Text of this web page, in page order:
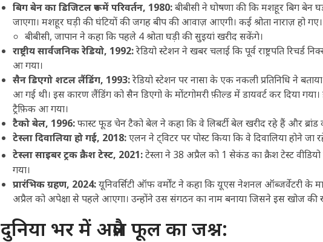
बिग बेन का डिजिटल रूप में परिवर्तन, 1980:बीबीसी ने घोषणा की कि मशहूर बिग बेन
जाएगा। मशहूर घड़ी की घंटियों की जगह बीप की आवाज़ आएगी। कई श्रोता नाराज़ हो गए।
बीबीसी, जापान ने कहा कि पहले 4 श्रोता घड़ी की सुइयां खरीद सकेंगे।
राष्ट्रीय सार्वजनिक रेडियो, 1992:रेडियो स्टेशन ने खबर चलाई कि पूर्व राष्ट्रपति
आ गया।
सैन डिएगो शटल लैंडिंग, 1993:रेडियो स्टेशन पर नासा के एक नकली प्रतिनिधि ने
आ गई थी। इस कारण लैंडिंग को सैन डिएगो के मोंटगोमरी फ़ील्ड में डायवर्ट कर दिया
ट्रैफ़िक आ गया।
टैको बेल, 1996:फास्ट फूड चेन टैको बेल ने कहा कि वे लिबर्टी बेल खरीद रहे हैं और
टेस्ला दिवालिया हो गई, 2018:एलन ने ट्विटर पर पोस्ट किया कि वे दिवालिया होने
टेस्ला साइबर ट्रक क्रैश टेस्ट, 2021:टेस्ला ने 38 अप्रैल को 1 सेकंड का क्रैश टेस्ट वीडियो
गया।
प्रारंभिक ग्रहण, 2024:यूनिवर्सिटी ऑफ वर्मोंट ने कहा कि यूएस नेशनल ऑब्जर्वेटरी के
अप्रैल को अपेक्षा से पहले आएगा। उन्होंने उस संगठन का नाम बनाया जिसने इस खोज की
दुनिया भर में अप्रैल फूल का जश्न: